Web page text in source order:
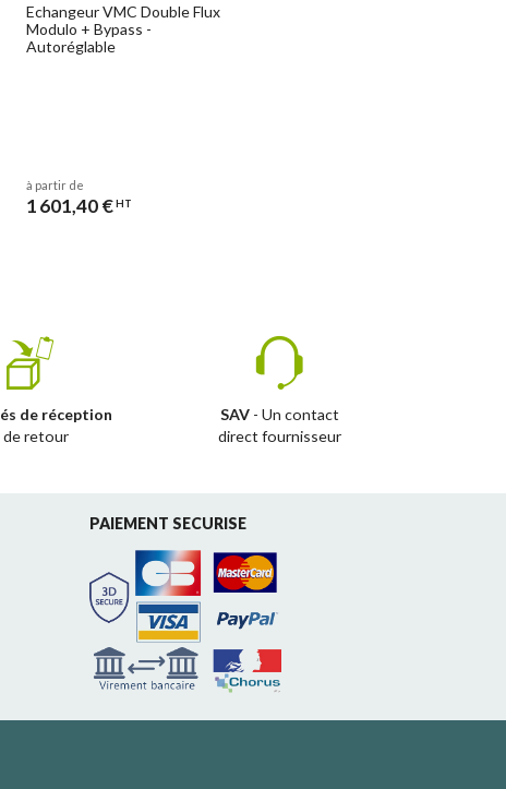
Echangeur VMC Double Flux
Modulo + Bypass -
Autoréglable
à partir de
1 601,40 €HT
de réception
retour
SAV- Un contact
direct fournisseur
PAIEMENT SECURISE